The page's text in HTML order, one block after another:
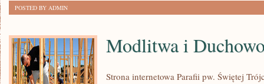
POSTED BY ADMIN
Modlitwa i
Strona internetowa Parafii pw. Świętej